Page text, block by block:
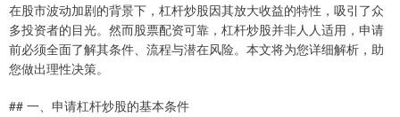
在股市波动加剧的背景下，杠杆炒股因其放大收益的特性，吸引了众
多投资者的目光。然而股票配资可靠，杠杆炒股并非人人适用，申请
前必须全面了解其条件、流程与潜在风险。本文将为您详细解析，助
您做出理性决策。
## 一、申请杠杆炒股的基本条件